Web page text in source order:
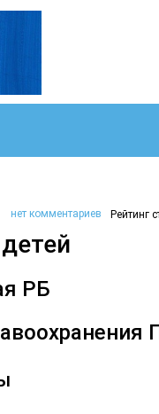
нет комментариев Рейтинг
РБ